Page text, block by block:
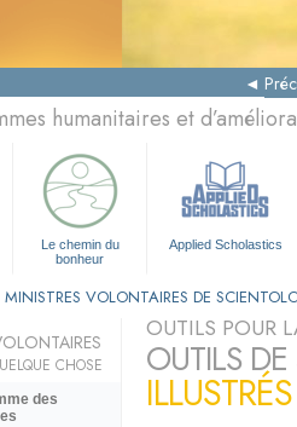
humanitaires et
Le chemin du
bonheur
Applied Scholastics
MINISTRES VOLONTAIRES DE
OUTILS POUR
OUTILS
CHOSE
des